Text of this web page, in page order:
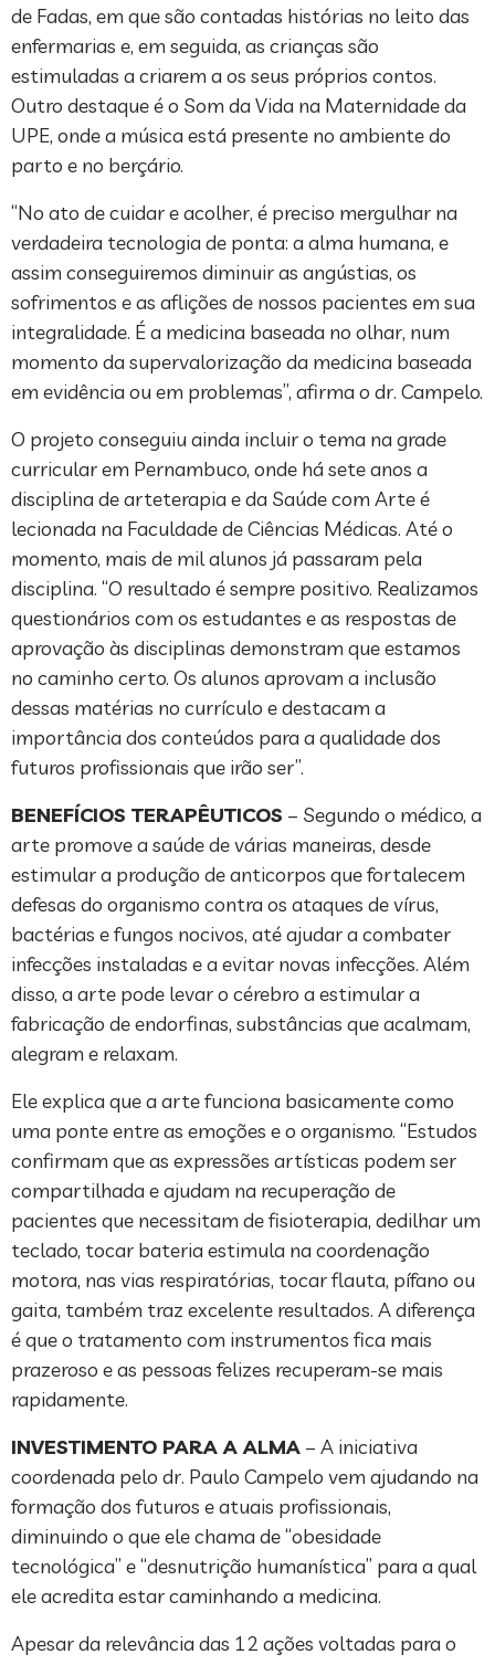
de Fadas, em que são contadas histórias no leito das
enfermarias e, em seguida, as crianças são
estimuladas a criarem a os seus próprios contos.
Outro destaque é o Som da Vida na Maternidade da
UPE, onde a música está presente no ambiente do
parto e no berçário.
“No ato de cuidar e acolher, é preciso mergulhar na
verdadeira tecnologia de ponta: a alma humana, e
assim conseguiremos diminuir as angústias, os
sofrimentos e as aflições de nossos pacientes em sua
integralidade. É a medicina baseada no olhar, num
momento da supervalorização da medicina baseada
em evidência ou em problemas”, a­firma o dr. Campelo.
O projeto conseguiu ainda incluir o tema na grade
curricular em Pernambuco, onde há sete anos a
disciplina de arteterapia e da Saúde com Arte é
lecionada na Faculdade de Ciências Médicas. Até o
momento, mais de mil alunos já passaram pela
disciplina. “O resultado é sempre positivo. Realizamos
questionários com os estudantes e as respostas de
aprovação às disciplinas demonstram que estamos
no caminho certo. Os alunos aprovam a inclusão
dessas matérias no currículo e destacam a
importância dos conteúdos para a qualidade dos
futuros profissionais que irão ser”.
BENEFÍCIOS TERAPÊUTICOS – Segundo o médico, a
arte promove a saúde de várias maneiras, desde
estimular a produção de anticorpos que fortalecem
defesas do organismo contra os ataques de vírus,
bactérias e fungos nocivos, até ajudar a combater
infecções instaladas e a evitar novas infecções. Além
disso, a arte pode levar o cérebro a estimular a
fabricação de endorfinas, substâncias que acalmam,
alegram e relaxam.
Ele explica que a arte funciona basicamente como
uma ponte entre as emoções e o organismo. “Estudos
confirmam que as expressões artísticas podem ser
compartilhada e ajudam na recuperação de
pacientes que necessitam de fisioterapia, dedilhar um
teclado, tocar bateria estimula na coordenação
motora, nas vias respiratórias, tocar flauta, pífano ou
gaita, também traz excelente resultados. A diferença
é que o tratamento com instrumentos fica mais
prazeroso e as pessoas felizes recuperam-se mais
rapidamente.
INVESTIMENTO PARA A ALMA – A iniciativa
coordenada pelo dr. Paulo Campelo vem ajudando na
formação dos futuros e atuais profissionais,
diminuindo o que ele chama de “obesidade
tecnológica” e “desnutrição humanística” para a qual
ele acredita estar caminhando a medicina.
Apesar da relevância das 12 ações voltadas para o